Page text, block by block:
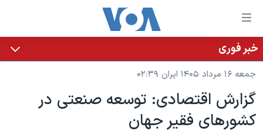
لینکهای
قابل
دسترسی
جهش
محتوای
اصلی
خانه
نسخه سبک وب‌سایت
موضوع ها
ایران
برنامه های تلویزیونی
خبر فوری
جمعه ۱۶ مرداد ۱۴۰۵ ایران ۰۲:۳۹
گزارش اقتصادی: توسعه صنعتی در
کشورهای فقیر جهان